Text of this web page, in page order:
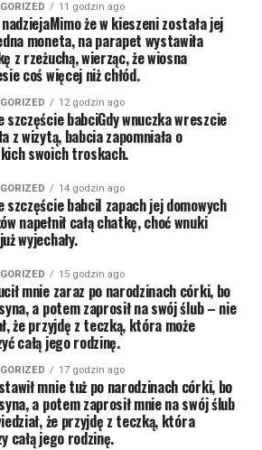
11 godzin ago
że w kieszeni została jej
moneta, na parapet wystawiła
z rzeżuchą, wierząc, że wiosna
coś więcej niż chłód.
12 godzin ago
szczęście babciGdy wnuczka wreszcie
z wizytą, babcia zapomniała o
swoich troskach.
14 godzin ago
szczęście babciI zapach jej domowych
napełnił całą chatkę, choć wnuki
wyjechały.
15 godzin ago
mnie zaraz po narodzinach córki, bo
a potem zaprosił na swój ślub – nie
że przyjdę z teczką, która może
całą jego rodzinę.
17 godzin ago
mnie tuż po narodzinach córki, bo
a potem zaprosił mnie na swój ślub
że przyjdę z teczką, która
całą jego rodzinę.